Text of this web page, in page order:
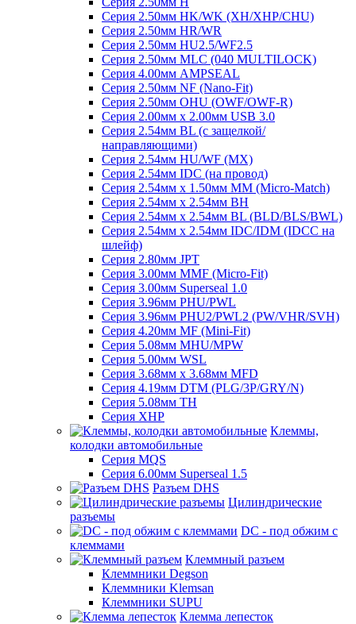
Серия 2.50мм HK/WK (XH/XHP/CHU)
Серия 2.50мм HR/WR
Серия 2.50мм HU2.5/WF2.5
Серия 2.50мм MLC (040 MULTILOCK)
Серия 4.00мм AMPSEAL
Серия 2.50мм NF (Nano-Fit)
Серия 2.50мм OHU (OWF/OWF-R)
Серия 2.00мм x 2.00мм USB 3.0
Серия 2.54мм BL (с защелкой/
направляющими)
Серия 2.54мм HU/WF (MX)
Серия 2.54мм IDC (на провод)
Серия 2.54мм х 1.50мм MM (Micro-Match)
Серия 2.54мм х 2.54мм BH
Серия 2.54мм х 2.54мм BL (BLD/BLS/BWL)
Серия 2.54мм х 2.54мм IDC/IDM (IDCC на
шлейф)
Серия 2.80мм JPT
Серия 3.00мм MMF (Micro-Fit)
Серия 3.00мм Superseal 1.0
Серия 3.96мм PHU/PWL
Серия 3.96мм PHU2/PWL2 (PW/VHR/SVH)
Серия 4.20мм MF (Mini-Fit)
Серия 5.08мм MHU/MPW
Серия 5.00мм WSL
Серия 3.68мм х 3.68мм MFD
Серия 4.19мм DTM (PLG/3P/GRY/N)
Серия 5.08мм TH
Серия XHP
Клеммы,
колодки автомобильные
Серия MQS
Серия 6.00мм Superseal 1.5
Разъем DHS
Цилиндрические
разъемы
DC - под обжим с
клеммами
Клеммный разъем
Клеммники Degson
Клеммники Klemsan
Клеммники SUPU
Клемма лепесток